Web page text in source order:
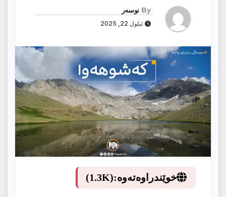
By نوسەر
ئیلول 22, 2025
خوێندراوەتەوە:(1.3K)